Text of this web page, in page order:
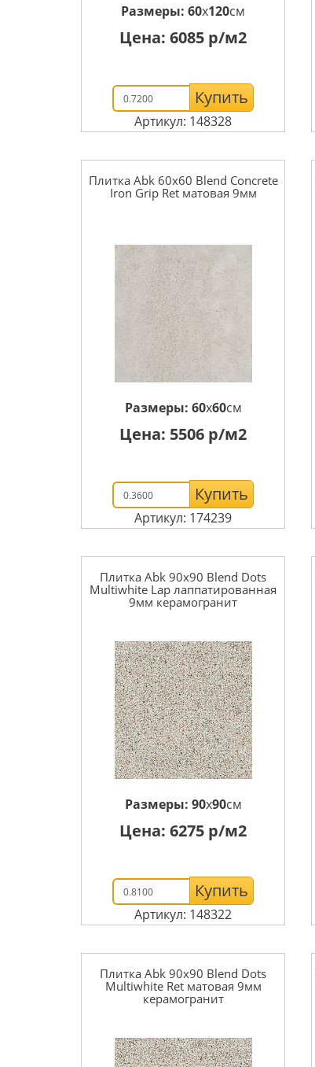
Размеры:60x120см
Цена:6085 р/м2
Купить
Артикул: 148328
Плитка Abk 60x60 Blend Concrete
Iron Grip Ret матовая 9мм
Размеры: 60x60см
Цена: 5506 р/м2
Купить
Артикул: 174239
Плитка Abk 90x90 Blend Dots
Multiwhite Lap лаппатированная
9мм керамогранит
Размеры: 90x90см
Цена:6275 р/м2
Купить
Артикул: 148322
Плитка Abk 90x90 Blend Dots
Multiwhite Ret матовая 9мм
керамогранит